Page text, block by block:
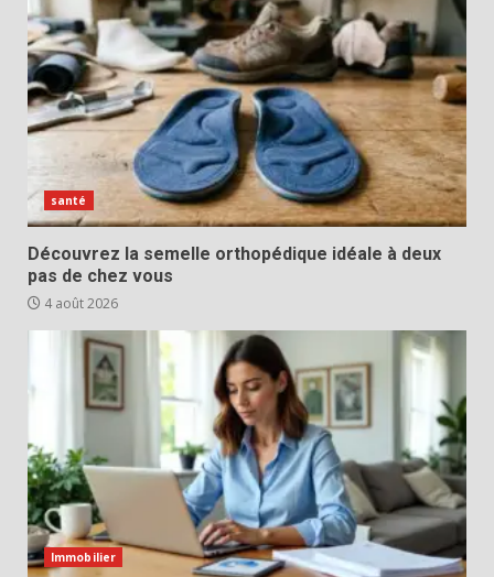
santé
Découvrez la semelle orthopédique idéale à deux
pas de chez vous
4 août 2026
Immobilier